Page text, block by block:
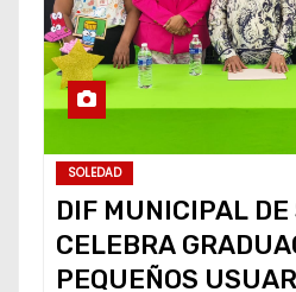
SOLEDAD
DIF MUNICIPAL DE
CELEBRA
PEQUEÑOS